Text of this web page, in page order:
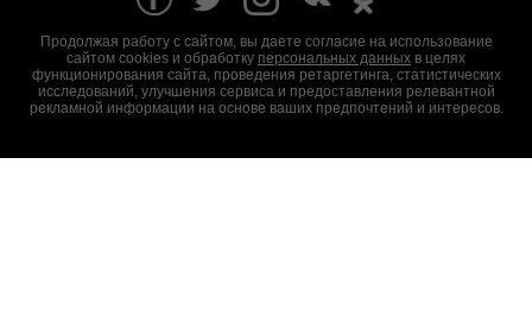
Продолжая работу с сайтом, вы даете согласие на использование
сайтом cookies и обработку персональных данных в целях
функционирования сайта, проведения ретаргетинга, статистических
исследований, улучшения сервиса и предоставления релевантной
рекламной информации на основе ваших предпочтений и интересов.